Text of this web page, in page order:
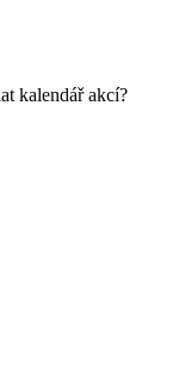
kalendář akcí?